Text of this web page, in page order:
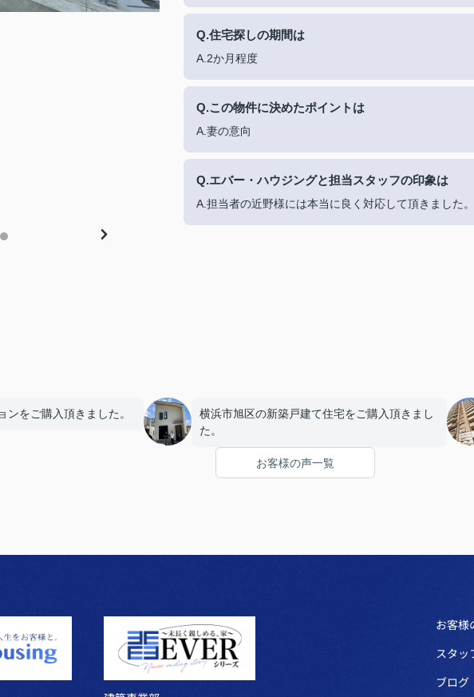
Q.住宅探しの期間は
A.2か月程度
Q.この物件に決めたポイントは
A.妻の意向
Q.エバー・ハウジングと担当スタッフの印象は
A.担当者の近野様には本当に良く対応して頂きました。
ンをご購入頂きました。
横浜市旭区の新築戸建て住宅をご購入頂きまし
た。
お客様の声一覧
お客様
スタッ
ブログ